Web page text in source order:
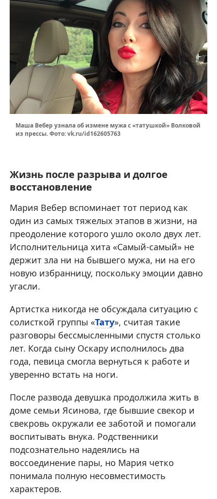
Маша Вебер узнала об измене мужа с «татушкой» Волковой
из прессы. Фото: vk.ru/id162605763
Жизнь после разрыва и долгое
восстановление
Мария Вебер вспоминает тот период как
один из самых тяжелых этапов в жизни, на
преодоление которого ушло около двух лет.
Исполнительница хита «Самый-самый» не
держит зла ни на бывшего мужа, ни на его
новую избранницу, поскольку эмоции давно
угасли.
Артистка никогда не обсуждала ситуацию с
солисткой группы «Тату», считая такие
разговоры бессмысленными спустя столько
лет. Когда сыну Оскару исполнилось два
года, певица смогла вернуться к работе и
уверенно встать на ноги.
После развода девушка продолжила жить в
доме семьи Ясинова, где бывшие свекор и
свекровь окружали ее заботой и помогали
воспитывать внука. Родственники
подсознательно надеялись на
воссоединение пары, но Мария четко
понимала полную несовместимость
характеров.